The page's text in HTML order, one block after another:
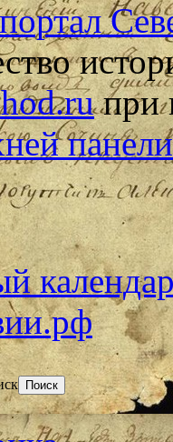
при
панели